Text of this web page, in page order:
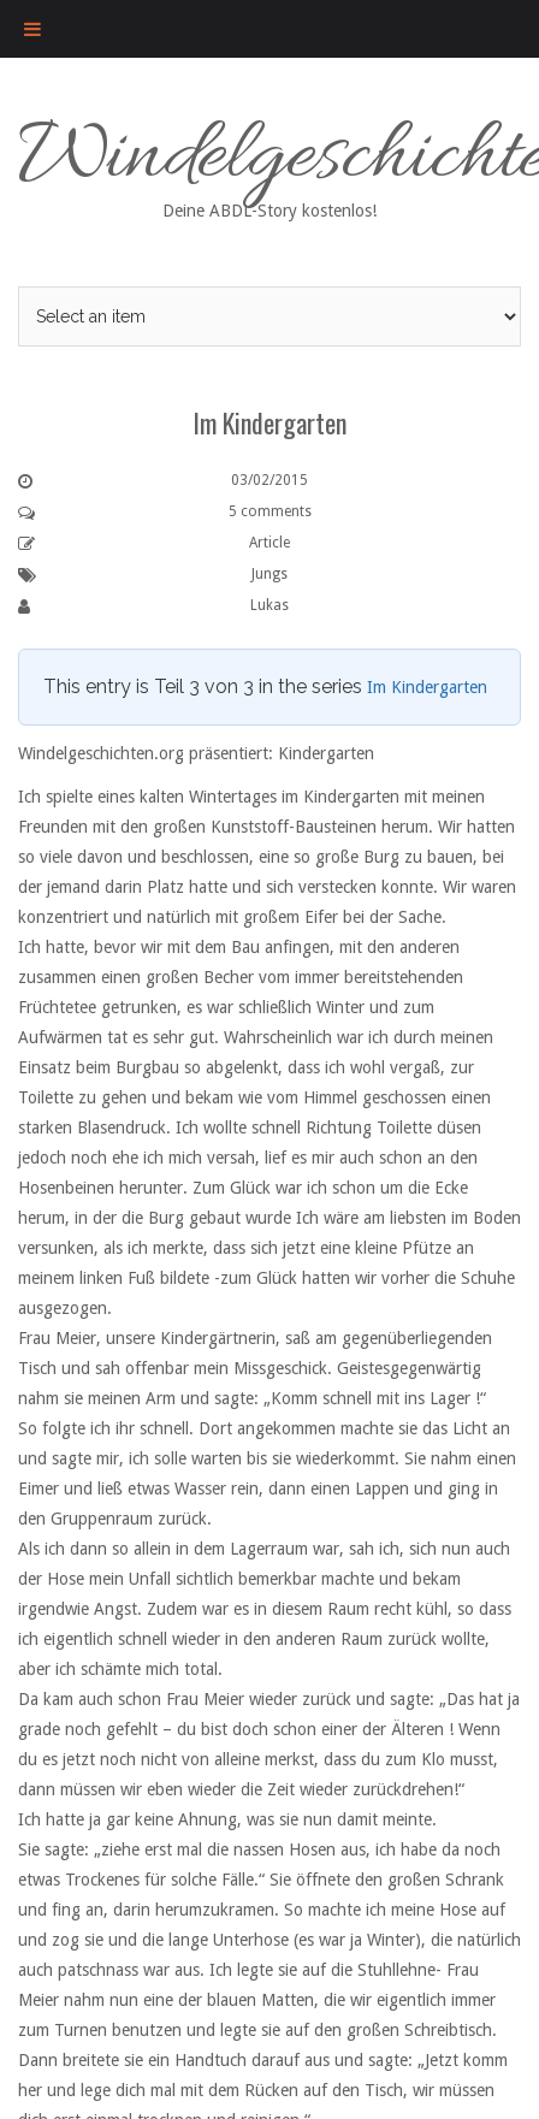
content
Deine ABDL-Story kostenlos!
Im Kindergarten
03/02/2015
5 comments
Article
Jungs
Lukas
This entry is Teil 3 von 3 in the series Im Kindergarten
Windelgeschichten.org präsentiert: Kindergarten
Ich spielte eines kalten Wintertages im Kindergarten mit meinen
Freunden mit den großen Kunststoff-Bausteinen herum. Wir hatten
so viele davon und beschlossen, eine so große Burg zu bauen, bei
der jemand darin Platz hatte und sich verstecken konnte. Wir waren
konzentriert und natürlich mit großem Eifer bei der Sache.
Ich hatte, bevor wir mit dem Bau anfingen, mit den anderen
zusammen einen großen Becher vom immer bereitstehenden
Früchtetee getrunken, es war schließlich Winter und zum
Aufwärmen tat es sehr gut. Wahrscheinlich war ich durch meinen
Einsatz beim Burgbau so abgelenkt, dass ich wohl vergaß, zur
Toilette zu gehen und bekam wie vom Himmel geschossen einen
starken Blasendruck. Ich wollte schnell Richtung Toilette düsen
jedoch noch ehe ich mich versah, lief es mir auch schon an den
Hosenbeinen herunter. Zum Glück war ich schon um die Ecke
herum, in der die Burg gebaut wurde Ich wäre am liebsten im Boden
versunken, als ich merkte, dass sich jetzt eine kleine Pfütze an
meinem linken Fuß bildete -zum Glück hatten wir vorher die Schuhe
ausgezogen.
Frau Meier, unsere Kindergärtnerin, saß am gegenüberliegenden
Tisch und sah offenbar mein Missgeschick. Geistesgegenwärtig
nahm sie meinen Arm und sagte: „Komm schnell mit ins Lager !“
So folgte ich ihr schnell. Dort angekommen machte sie das Licht an
und sagte mir, ich solle warten bis sie wiederkommt. Sie nahm einen
Eimer und ließ etwas Wasser rein, dann einen Lappen und ging in
den Gruppenraum zurück.
Als ich dann so allein in dem Lagerraum war, sah ich, sich nun auch
der Hose mein Unfall sichtlich bemerkbar machte und bekam
irgendwie Angst. Zudem war es in diesem Raum recht kühl, so dass
ich eigentlich schnell wieder in den anderen Raum zurück wollte,
aber ich schämte mich total.
Da kam auch schon Frau Meier wieder zurück und sagte: „Das hat ja
grade noch gefehlt – du bist doch schon einer der Älteren ! Wenn
du es jetzt noch nicht von alleine merkst, dass du zum Klo musst,
dann müssen wir eben wieder die Zeit wieder zurückdrehen!“
Ich hatte ja gar keine Ahnung, was sie nun damit meinte.
Sie sagte: „ziehe erst mal die nassen Hosen aus, ich habe da noch
etwas Trockenes für solche Fälle.“ Sie öffnete den großen Schrank
und fing an, darin herumzukramen. So machte ich meine Hose auf
und zog sie und die lange Unterhose (es war ja Winter), die natürlich
auch patschnass war aus. Ich legte sie auf die Stuhllehne- Frau
Meier nahm nun eine der blauen Matten, die wir eigentlich immer
zum Turnen benutzen und legte sie auf den großen Schreibtisch.
Dann breitete sie ein Handtuch darauf aus und sagte: „Jetzt komm
her und lege dich mal mit dem Rücken auf den Tisch, wir müssen